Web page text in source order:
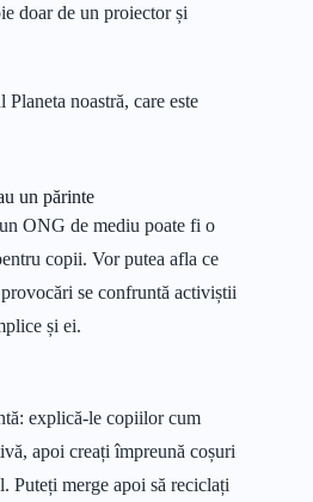
doar de un proiector și
noastră, care este
un părinte
ONG de mediu poate fi o
copii. Vor putea afla ce
se confruntă activiștii
și ei.
explică-le copiilor cum
apoi creați împreună coșuri
Puteți merge apoi să reciclați